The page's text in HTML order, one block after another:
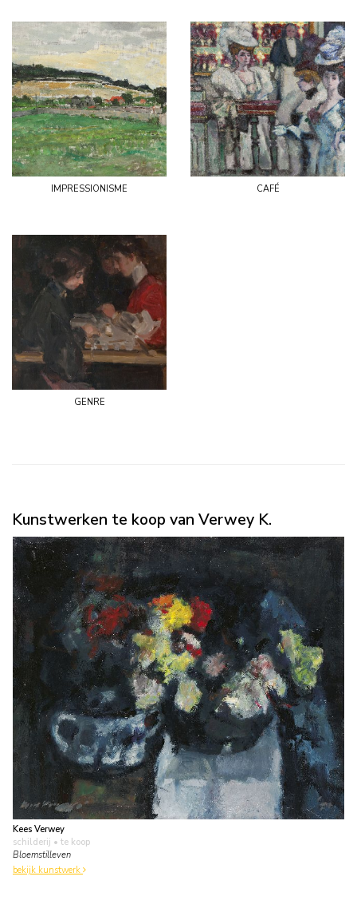
impressionisme café
genre
Kunstwerken te koop van Verwey K.
Kees Verwey
schilderij • te koop
Bloemstilleven
bekijk kunstwerk